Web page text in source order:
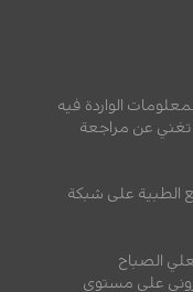
الواردة فيه
عن مراجعة
الطبية على شبكة
الصباح
على مستوى